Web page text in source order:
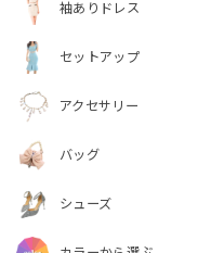
袖ありドレス
セットアップ
アクセサリー
バッグ
シューズ